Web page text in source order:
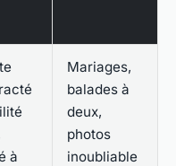
à
Mariages,
balades à
deux,
photos
inoubliable